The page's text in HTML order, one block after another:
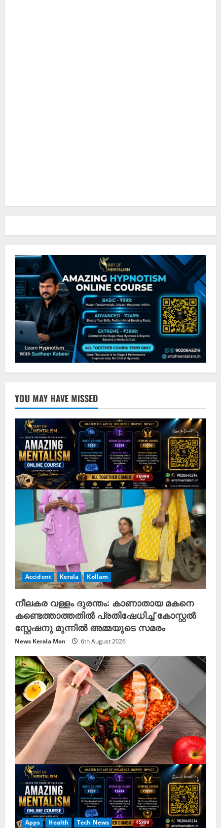
YOU MAY HAVE MISSED
Accident Kerala Kollam
നീലകര വള്ളം ദുരന്തം: കാണാതായ മകനെ
കണ്ടെത്താത്തതിൽ പ്രതിഷേധിച്ച് കോസ്റ്റൽ
സ്റ്റേഷനു മുന്നിൽ അമ്മയുടെ സമരം
News Kerala Man 6th August 2026
Apps Health Tech News